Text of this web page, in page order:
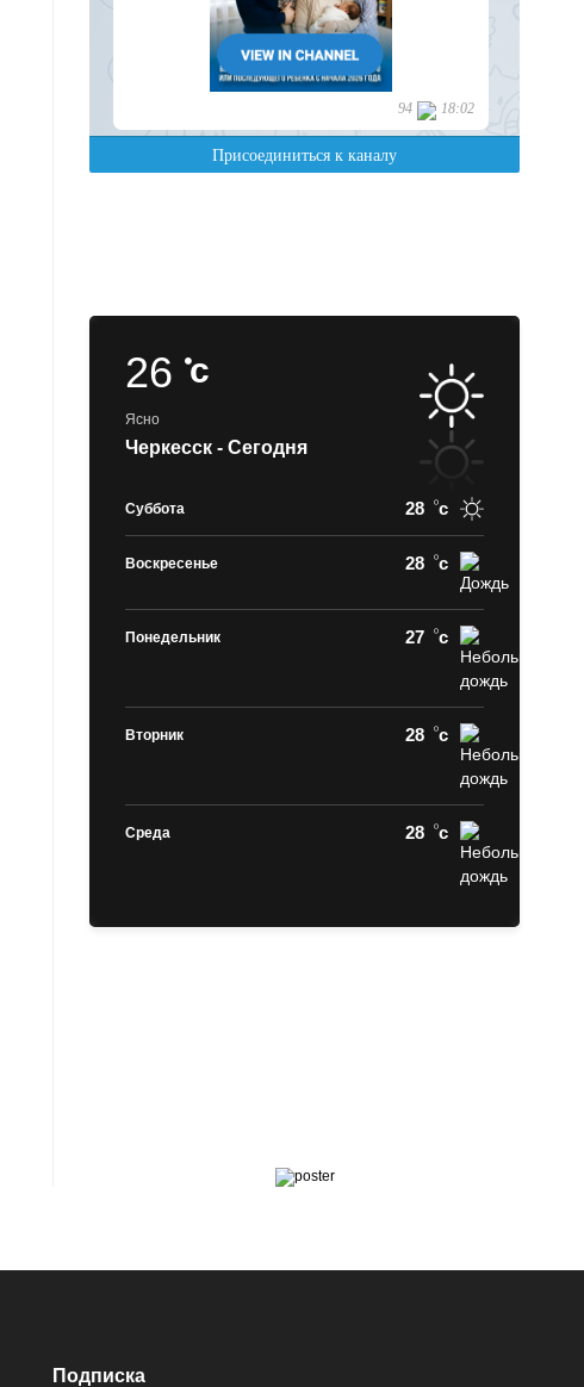
26c
Ясно
Черкесск - Сегодня
Суббота 28 c
Воскресенье 28 c
Понедельник 27 c
Вторник 28 c
Среда 28 c
Подписка